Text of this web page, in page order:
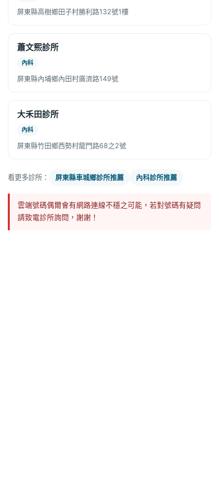
屏東縣高樹鄉田子村勝利路132號1樓
蕭文熙診所
內科
屏東縣內埔鄉內田村廣濟路149號
大禾田診所
內科
屏東縣竹田鄉西勢村龍門路68之2號
看更多診所： 屏東縣車城鄉診所推薦 內科診所推薦
雲端號碼偶爾會有網路連線不穩之可能，若對號碼有疑問
請致電診所詢問，謝謝！